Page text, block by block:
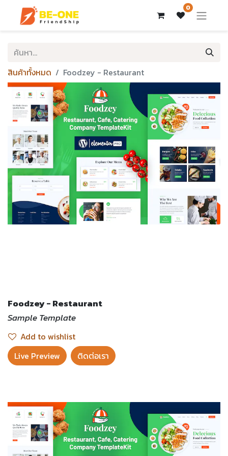
0
สินค้าทั้งหมด Foodzey - Restaurant
Foodzey - Restaurant
Sample Template
Add to wishlist
Live Preview​
ติดต่อเรา